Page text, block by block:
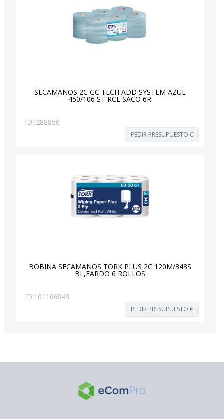
SECAMANOS 2C GC TECH ADD SYSTEM AZUL
450/106 ST RCL SACO 6R
ID:J288856
PEDIR PRESUPUESTO €
BOBINA SECAMANOS TORK PLUS 2C 120M/343S
BL,FARDO 6 ROLLOS
ID:101106049
PEDIR PRESUPUESTO €